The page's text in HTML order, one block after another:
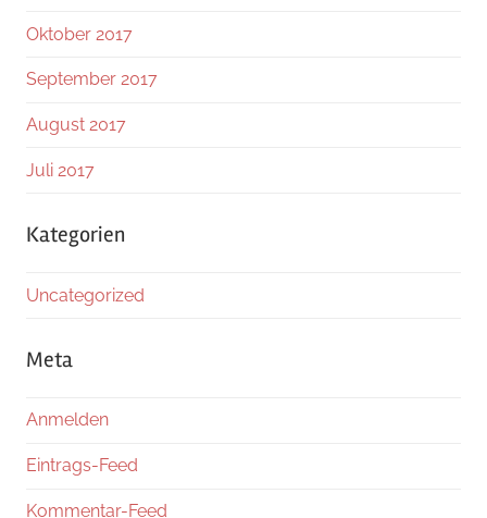
Oktober 2017
September 2017
August 2017
Juli 2017
Kategorien
Uncategorized
Meta
Anmelden
Eintrags-Feed
Kommentar-Feed